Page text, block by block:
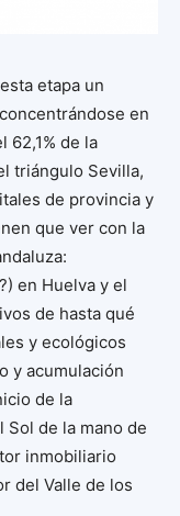
etapa un
en
62,1% de la
triángulo Sevilla,
de provincia y
que ver con la
en Huelva y el
de hasta qué
y ecológicos
y acumulación
de la
de la mano de
inmobiliario
del Valle de los